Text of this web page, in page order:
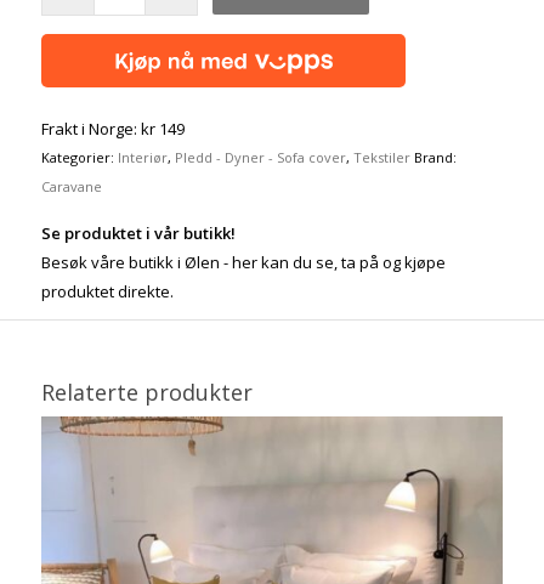
Frakt i Norge: kr 149
Kategorier: Interiør, Pledd - Dyner - Sofa cover, Tekstiler Brand:
Caravane
Se produktet i vår butikk!
Besøk våre butikk i Ølen - her kan du se, ta på og kjøpe
produktet direkte.
Relaterte produkter